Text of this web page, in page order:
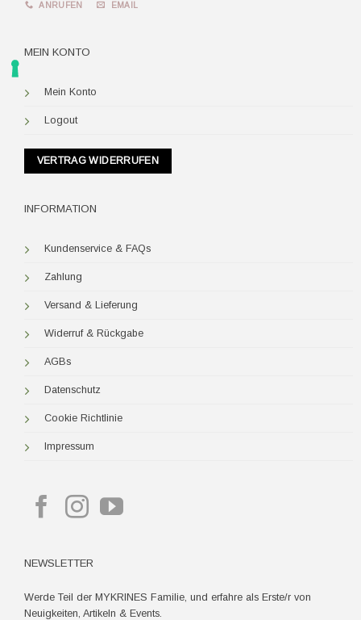
ANRUFEN EMAIL
MEIN KONTO
Mein Konto
Logout
VERTRAG WIDERRUFEN
INFORMATION
Kundenservice & FAQs
Zahlung
Versand & Lieferung
Widerruf & Rückgabe
AGBs
Datenschutz
Cookie Richtlinie
Impressum
NEWSLETTER
Werde Teil der MYKRINES Familie, und erfahre als Erste/r von
Neuigkeiten, Artikeln & Events.